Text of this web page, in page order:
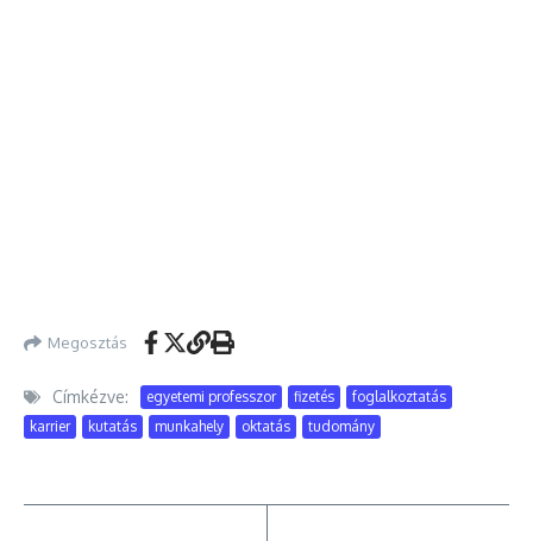
Megosztás
Címkézve: egyetemi professzor fizetés
foglalkoztatás
karrier
kutatás munkahely oktatás tudomány